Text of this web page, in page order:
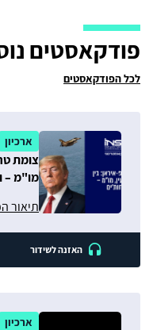
פודקאסטים
לכל הפודקאסטים
ארכיון
צומת
מו"מ –
תיאור
האזנה לשידור
ארכיון